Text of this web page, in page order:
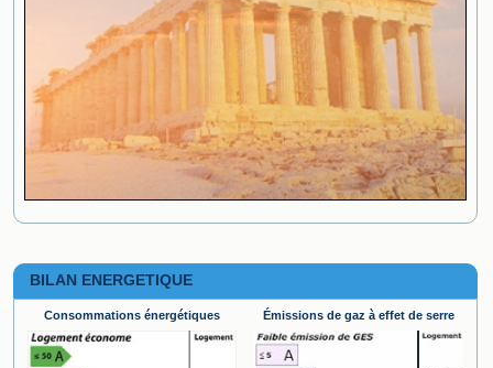
BILAN ENERGETIQUE
Consommations énergétiques Émissions de gaz à effet de serre